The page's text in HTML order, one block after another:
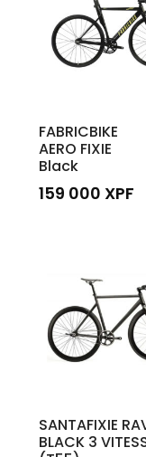
FABRICBIKE
AERO FIXIE
Black
159 000 XPF
plusieurs
variations.
Les
options
choisies
sur
SANTAFIXIE
BLACK 3